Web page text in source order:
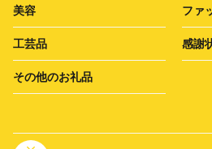
美容 ファ
工芸品 感謝
その他のお礼品